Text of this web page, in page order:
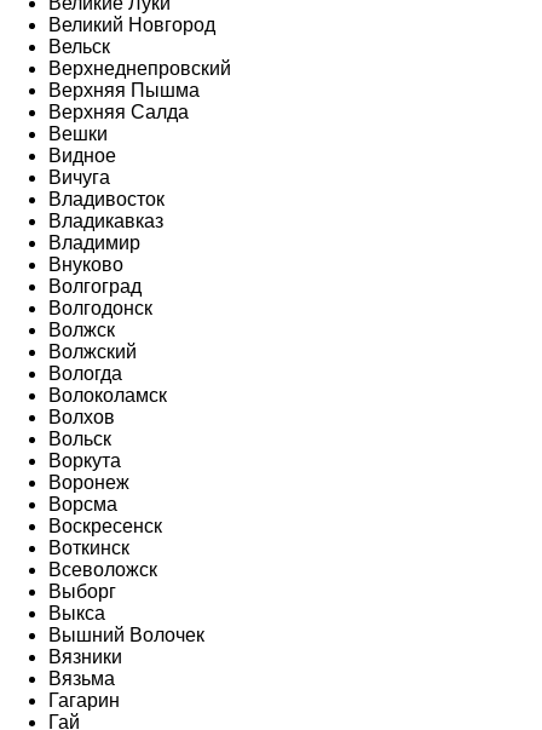
Великий Новгород
Вельск
Верхнеднепровский
Верхняя Пышма
Верхняя Салда
Вешки
Видное
Вичуга
Владивосток
Владикавказ
Владимир
Внуково
Волгоград
Волгодонск
Волжск
Волжский
Вологда
Волоколамск
Волхов
Вольск
Воркута
Воронеж
Ворсма
Воскресенск
Воткинск
Всеволожск
Выборг
Выкса
Вышний Волочек
Вязники
Вязьма
Гагарин
Гай